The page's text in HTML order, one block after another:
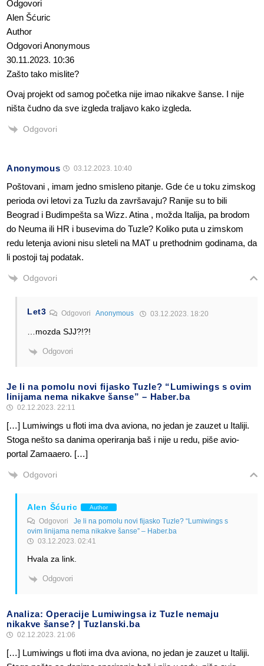
Odgovori
Alen Šćuric
Author
Odgovori Anonymous
30.11.2023. 10:36
Zašto tako mislite?
Ovaj projekt od samog početka nije imao nikakve šanse. I nije
ništa čudno da sve izgleda traljavo kako izgleda.
Odgovori
Anonymous 03.12.2023. 10:40
Poštovani , imam jedno smisleno pitanje. Gde će u toku zimskog
perioda ovi letovi za Tuzlu da završavaju? Ranije su to bili
Beograd i Budimpešta sa Wizz. Atina , možda Italija, pa brodom
do Neuma ili HR i busevima do Tuzle? Koliko puta u zimskom
redu letenja avioni nisu sleteli na MAT u prethodnim godinama, da
li postoji taj podatak.
Odgovori
Let3 Odgovori Anonymous 03.12.2023. 18:20
…mozda SJJ?!?!
Odgovori
Je li na pomolu novi fijasko Tuzle? “Lumiwings s ovim
linijama nema nikakve šanse” – Haber.ba
02.12.2023. 22:11
[…] Lumiwings u floti ima dva aviona, no jedan je zauzet u Italiji.
Stoga nešto sa danima operiranja baš i nije u redu, piše avio-
portal Zamaaero. […]
Odgovori
Alen Šćuric Author
Odgovori Je li na pomolu novi fijasko Tuzle? “Lumiwings s
ovim linijama nema nikakve šanse” – Haber.ba
03.12.2023. 02:41
Hvala za link.
Odgovori
Analiza: Operacije Lumiwingsa iz Tuzle nemaju
nikakve šanse? | Tuzlanski.ba
02.12.2023. 21:06
[…] Lumiwings u floti ima dva aviona, no jedan je zauzet u Italiji.